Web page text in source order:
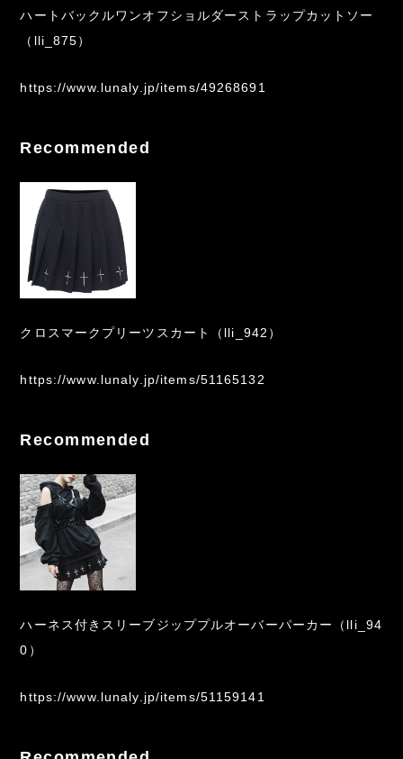
ハートバックルワンオフショルダーストラップカットソー
（lli_875）
https://www.lunaly.jp/items/49268691
Recommended
クロスマークプリーツスカート（lli_942）
https://www.lunaly.jp/items/51165132
Recommended
ハーネス付きスリーブジッププルオーバーパーカー（lli_94
0）
https://www.lunaly.jp/items/51159141